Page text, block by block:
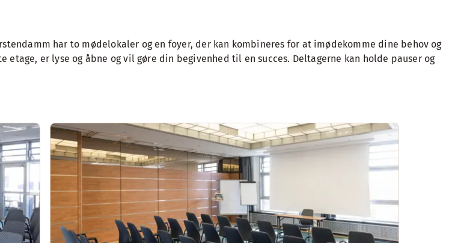
har to mødelokaler og en foyer, der kan kombineres for at imødekomme dine behov og
er lyse og åbne og vil gøre din begivenhed til en succes. Deltagerne kan holde pauser og